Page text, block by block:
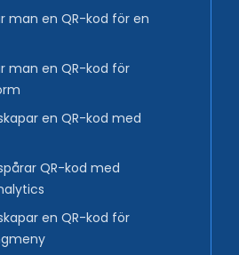
man en QR-kod för en
man en QR-kod för
en QR-kod med
QR-kod med
en QR-kod för